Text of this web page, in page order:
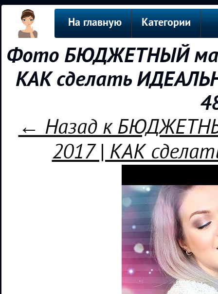
На главную Категории
Фото БЮДЖЕТНЫЙ
КАК сделать
← Назад к
2017 | КАК